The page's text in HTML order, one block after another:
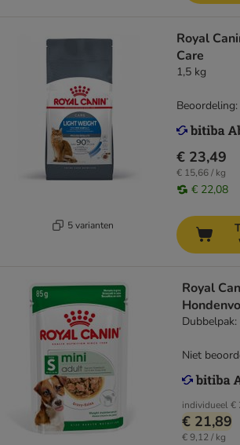
5 varianten
Royal
Care
1,5 kg
€ 23,49
€ 15,66 / kg
€ 22,08
Royal
individueel€
€ 21,89
€ 9,12 / kg
Niet